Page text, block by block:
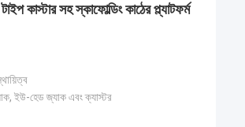
কাস্টার সহ স্কাফোল্ডিং কাঠের প্ল্যাটফর্ম
ইউ-হেড জ্যাক এবং ক্যাস্টর